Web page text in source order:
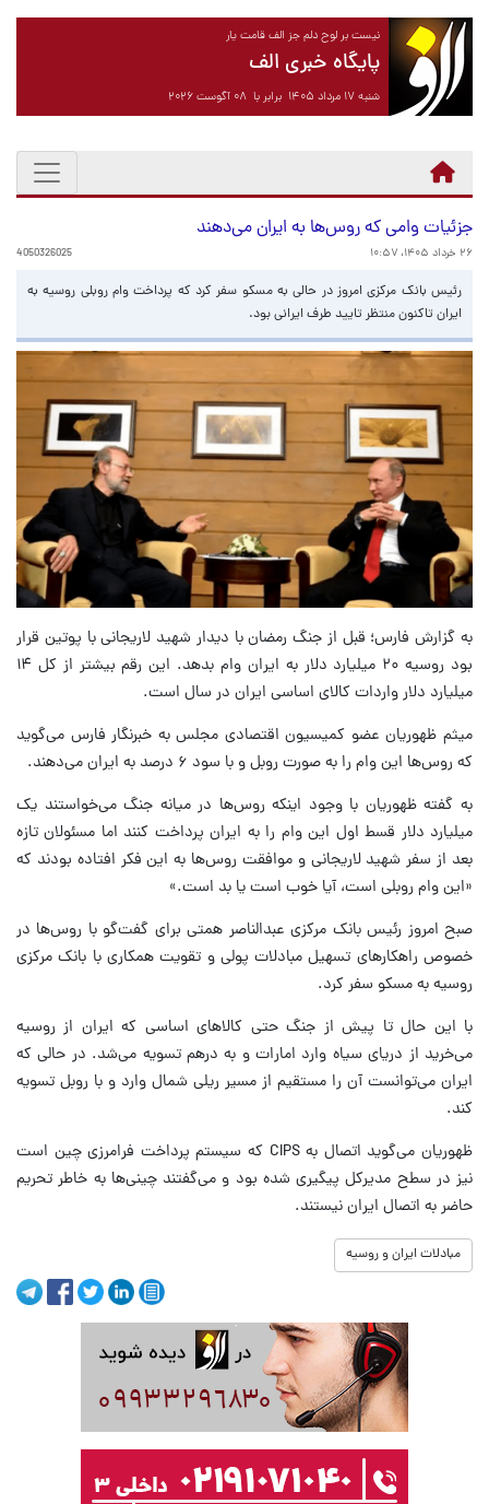
نیست بر لوح دلم جز الف قامت یار
پایگاه خبری الف
شنبه ۱۷ مرداد ۱۴۰۵ برابر با ۰۸ آگوست ۲۰۲۶
جزئیات وامی که روس‌ها به ایران می‌دهند
۲۶ خرداد ۱۴۰۵، ۱۰:۵۷ 4050326025
رئیس بانک مرکزی امروز در حالی به مسکو سفر کرد که پرداخت وام روبلی روسیه به
ایران تاکنون منتظر تایید طرف ایرانی بود.
به گزارش فارس؛ قبل از جنگ رمضان با دیدار شهید لاریجانی با پوتین قرار
بود روسیه ۲۰ میلیارد دلار به ایران وام بدهد. این رقم بیشتر از کل ۱۴
میلیارد دلار واردات کالای اساسی ایران در سال است.
میثم ظهوریان عضو کمیسیون اقتصادی مجلس به خبرنگار فارس می‌گوید
که روس‌ها این وام را به صورت روبل و با سود ۶ درصد به ایران می‌دهند.
به گفته ظهوریان با وجود اینکه روس‌ها در میانه جنگ می‌خواستند یک
میلیارد دلار قسط اول این وام را به ایران پرداخت کنند اما مسئولان تازه
بعد از سفر شهید لاریجانی و موافقت روس‌ها به این فکر افتاده بودند که
«این وام روبلی است، آیا خوب است یا بد است.»
صبح امروز رئیس بانک مرکزی عبدالناصر همتی برای گفت‌گو با روس‌ها در
خصوص راهکارهای تسهیل مبادلات پولی و تقویت همکاری با بانک مرکزی
روسیه به مسکو سفر کرد.
با این حال تا پیش از جنگ حتی کالاهای اساسی که ایران از روسیه
می‌خرید از دریای سیاه وارد امارات و به درهم تسویه می‌شد. در حالی که
ایران می‌توانست آن را مستقیم از مسیر ریلی شمال وارد و با روبل تسویه
کند.
ظهوریان می‌گوید اتصال به CIPS که سیستم پرداخت فرامرزی چین است
نیز در سطح مدیرکل پیگیری شده بود و می‌گفتند چینی‌ها به خاطر تحریم
حاضر به اتصال ایران نیستند.
مبادلات ایران و روسیه